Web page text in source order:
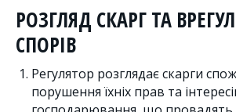
РОЗГЛЯД СКАРГ ТА
СПОРІВ
Регулятор розглядає скарги
порушення їхніх прав та